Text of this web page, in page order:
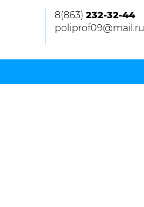
8(863) 232-32-44
poliprof09@mail.ru